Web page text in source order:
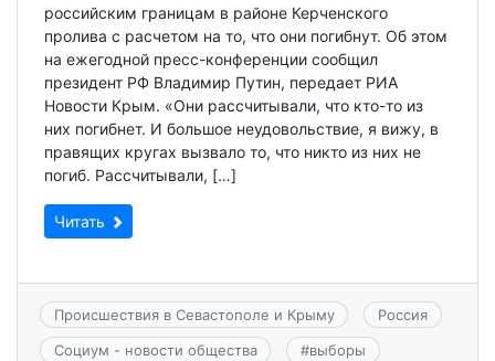
российским границам в районе Керченского
пролива с расчетом на то, что они погибнут. Об этом
на ежегодной пресс-конференции сообщил
президент РФ Владимир Путин, передает РИА
Новости Крым. «Они рассчитывали, что кто-то из
них погибнет. И большое неудовольствие, я вижу, в
правящих кругах вызвало то, что никто из них не
погиб. Рассчитывали, […]
Читать
Происшествия в Севастополе и Крыму Россия
Социум - новости общества #выборы